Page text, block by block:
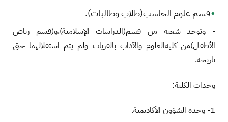
قسم علوم الحاسب(طلاب وطالبات).
- وتوجد شعبه من قسم(الدراسات الإسلامية)،و(قسم رياض
الأطفال)من كليةالعلوم والآداب بالقريات ولم يتم استقلالهما حتى
تاريخه.
وحدات الكلية:
1- وحدة الشؤون الأكاديمية.